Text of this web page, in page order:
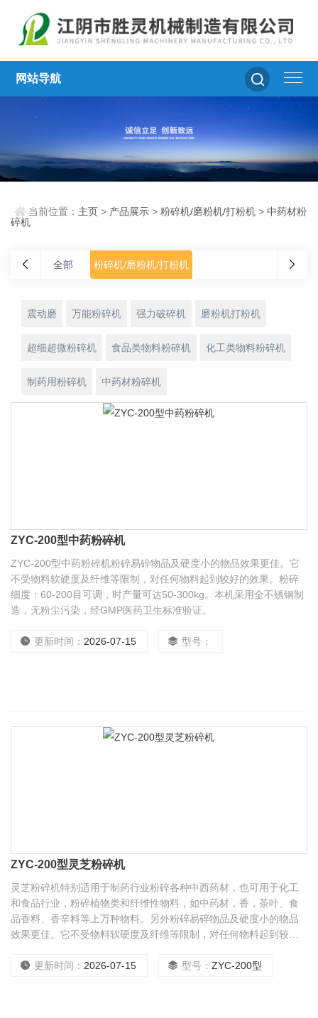
网站导航
当前位置： 主页 > 产品展示 >粉碎机/磨粉机/打粉机 >中药材粉
碎机
全部 粉碎机/磨粉机/打粉机
震动磨 万能粉碎机 强力破碎机 磨粉机打粉机
超细超微粉碎机 食品类物料粉碎机 化工类物料粉碎机
制药用粉碎机 中药材粉碎机
ZYC-200型中药粉碎机
ZYC-200型中药粉碎机粉碎易碎物品及硬度小的物品效果更佳。它
不受物料软硬度及纤维等限制，对任何物料起到较好的效果。粉碎
细度：60-200目可调，时产量可达50-300kg。本机采用全不锈钢制
造，无粉尘污染，经GMP医药卫生标准验证。
更新时间： 2026-07-15 型号：
ZYC-200型灵芝粉碎机
灵芝粉碎机特别适用于制药行业粉碎各种中西药材，也可用于化工
和食品行业，粉碎植物类和纤维性物料，如中药材，香，茶叶、食
品香料、香辛料等上万种物料。另外粉碎易碎物品及硬度小的物品
效果更佳。它不受物料软硬度及纤维等限制，对任何物料起到较好
用全不锈钢制造，无粉尘污染，经GMP医药卫生标准验证，*符合各
更新时间： 2026-07-15 型号：ZYC-200型